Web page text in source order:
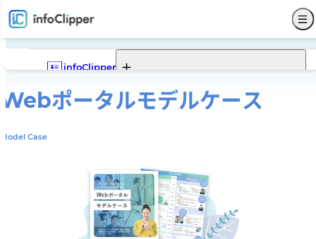
Webポータルモデルケース
Model Case
infoClipper
infoClipperの機能一覧 infoClipperの強み
導入実績
Webポータル
入試 学籍 出席 成績 就職
サービス仕様
サポート セキュリティ システム構成 開発コンセプト